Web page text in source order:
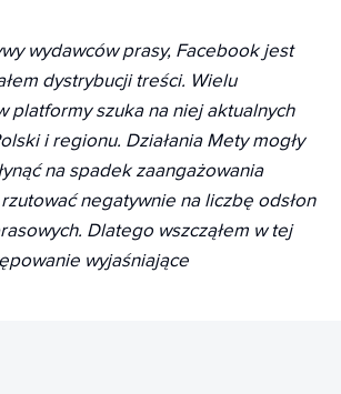
wydawców prasy, Facebook jest
dystrybucji treści. Wielu
platformy szuka na niej aktualnych
i regionu. Działania Mety mogły
na spadek zaangażowania
negatywnie na liczbę odsłon
Dlatego wszcząłem w tej
wyjaśniające